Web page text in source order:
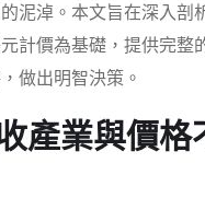
泥淖。本文旨在深入剖
計價為基礎，提供完整
做出明智決策。
產業與價格